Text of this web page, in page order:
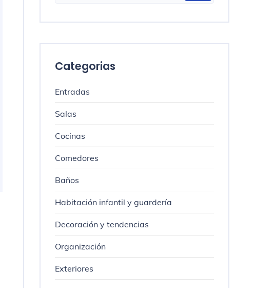
Categorias
Entradas
Salas
Cocinas
Comedores
Baños
Habitación infantil y guardería
Decoración y tendencias
Organización
Exteriores